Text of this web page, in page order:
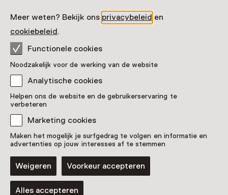
Meer weten? Bekijk ons privacybeleid en
cookiebeleid.
Functionele cookies
Noodzakelijk voor de werking van de website
Analytische cookies
Helpen ons de website en de gebruikerservaring te
verbeteren
Marketing cookies
Maken het mogelijk je surfgedrag te volgen en informatie en
advertenties op jouw interesses af te stemmen
Weigeren Voorkeur accepteren
Alles accepteren
Boekillustratie door Anton
Pieck voor de vertellingen
van duizend-en-één nacht
Pronkstuk
Blijf ontdekken